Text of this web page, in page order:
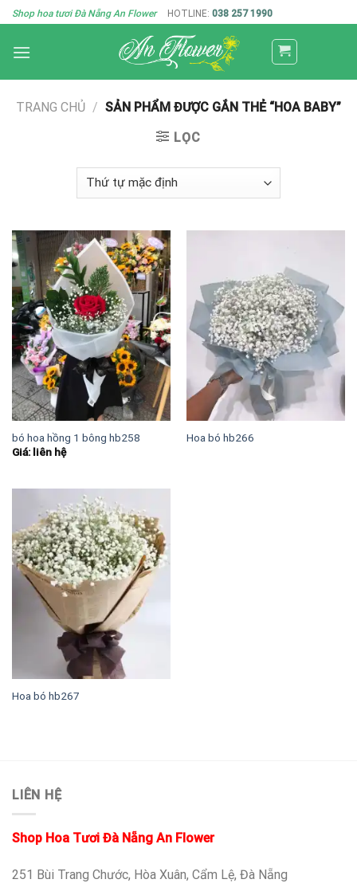
Skip
to
content
Shop hoa tươi Đà Nẵng An Flower HOTLINE: 038 257 1990
TRANG CHỦ / SẢN PHẨM ĐƯỢC GẮN THẺ “HOA BABY”
LỌC
bó hoa hồng 1 bông hb258
Giá: liên hệ
Hoa bó hb266
Hoa bó hb267
LIÊN HỆ
Shop Hoa Tươi Đà Nẵng An Flower
251 Bùi Trang Chước, Hòa Xuân, Cẩm Lệ, Đà Nẵng